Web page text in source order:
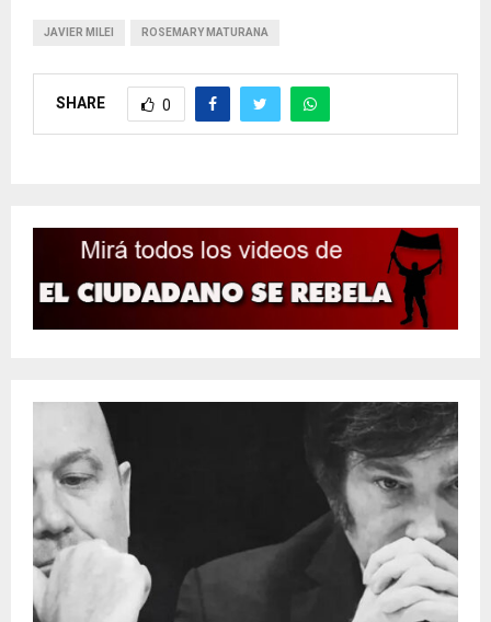
JAVIER MILEI ROSEMARY MATURANA
SHARE 0